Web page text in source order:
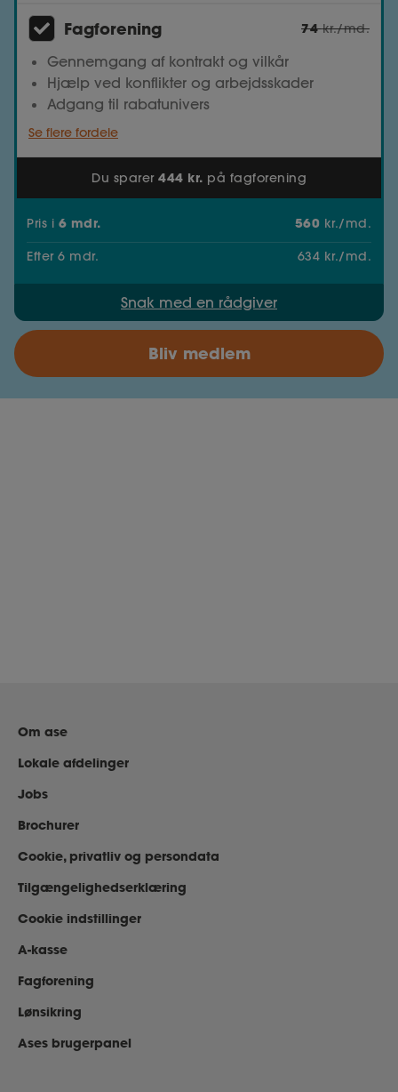
Fagforening 74kr./md.
Gennemgang af kontrakt og vilkår
Hjælp ved konflikter og arbejdsskader
Adgang til rabatunivers
Se flere fordele
Du sparer 444 kr. på fagforening
Pris i 6 mdr. 560 kr./md.
Efter 6 mdr. 634 kr./md.
Snak med en rådgiver
Bliv medlem
Om ase
Lokale afdelinger
Jobs
Brochurer
Cookie, privatliv og persondata
Tilgængelighedserklæring
Cookie indstillinger
A-kasse
Fagforening
Lønsikring
Ases brugerpanel